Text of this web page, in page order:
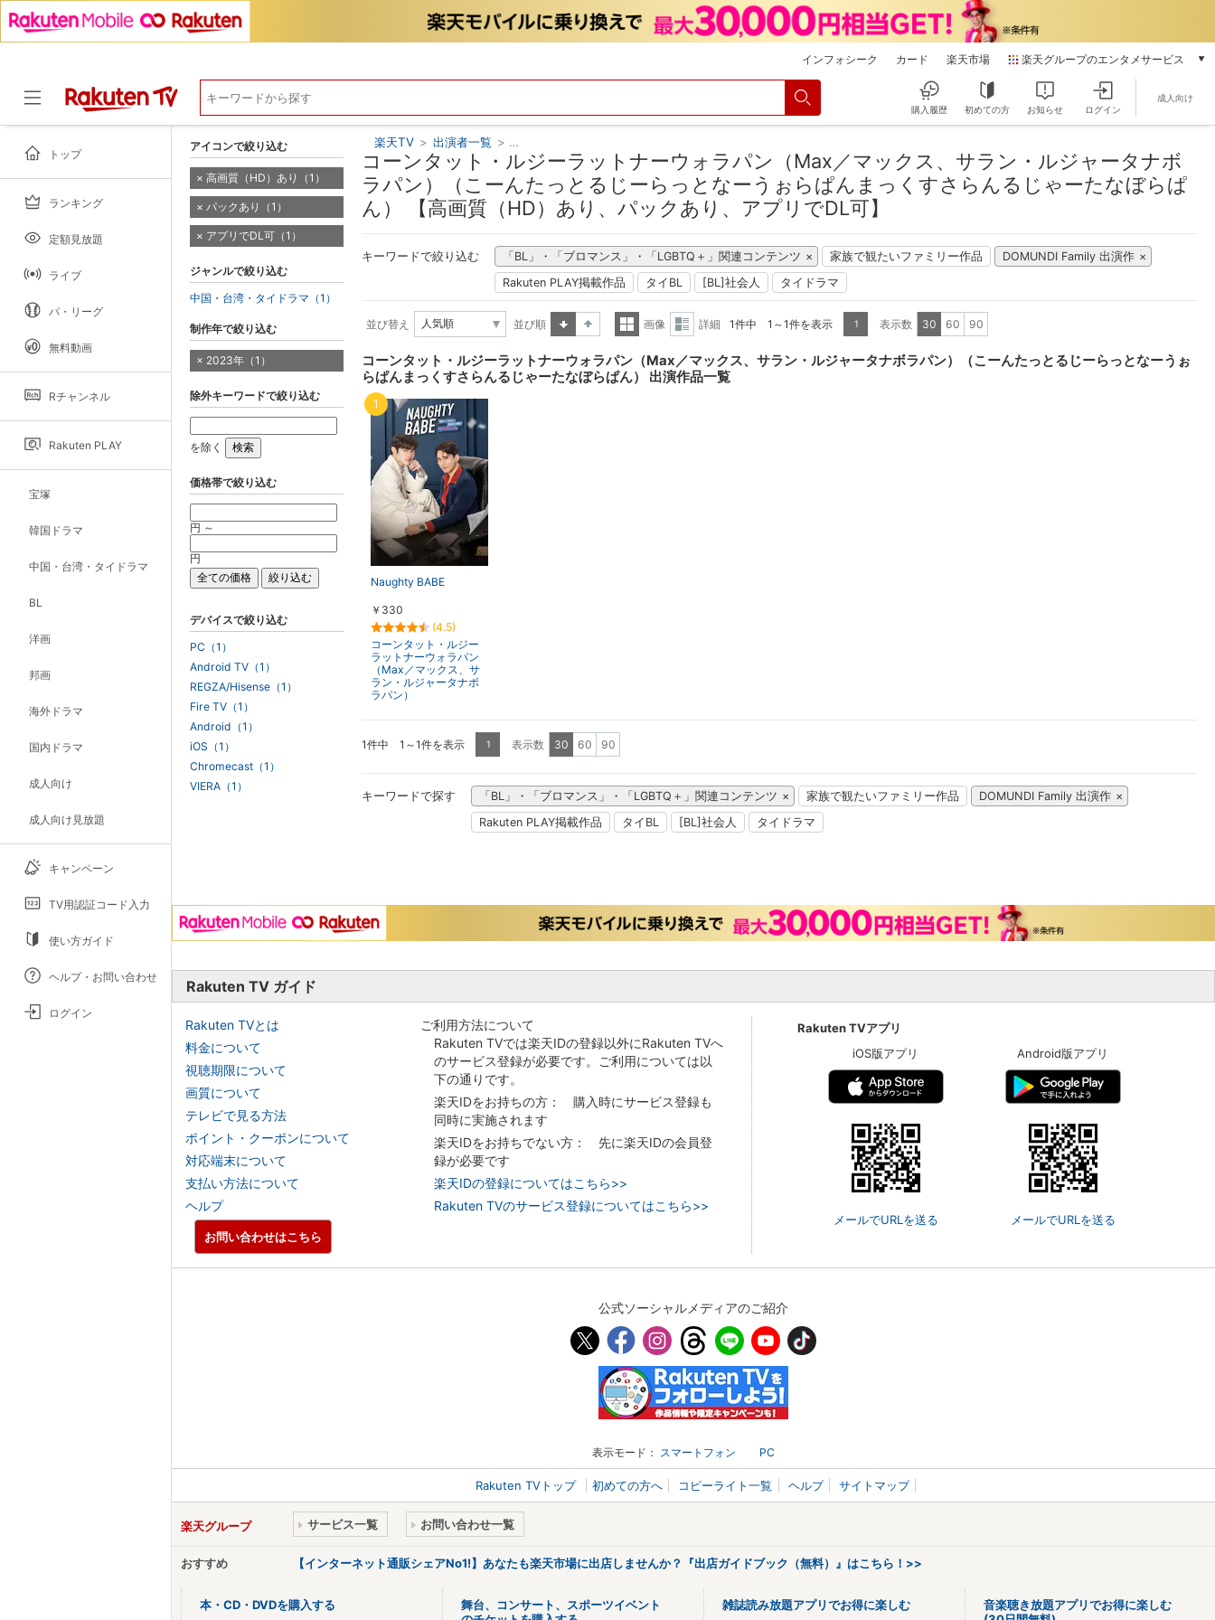
インフォシーク カード 楽天市場 楽天グループのエンタメサービス
本/ゲーム/CD/DVD
電子書籍
楽天Kobo
音楽配信
動画配信
Rチャンネル
購入履歴 初めての方 お知らせ ログイン
成人向け
トップ
ランキング
定額見放題
ライブ
パ・リーグ
無料動画
Rチャンネル
Rakuten PLAY
宝塚
韓国ドラマ
中国・台湾・タイドラマ
BL
洋画
邦画
海外ドラマ
国内ドラマ
成人向け
成人向け見放題
キャンペーン
TV用認証コード入力
使い方ガイド
ヘルプ・お問い合わせ
ログイン
楽天TV > 出演者一覧 > コーンタット・ルジーラットナーウォラパン（Max／マックス、サラン・ルジャータナボラパン）（こーんたっとるじーらっとなー
コーンタット・ルジーラットナーウォラパン（Max／マックス、サラン・ルジャータナボ
ラパン）（こーんたっとるじーらっとなーうぉらぱんまっくすさらんるじゃーたなぼらぱ
ん） 【高画質（HD）あり、パックあり、アプリでDL可】
キーワードで絞り込む 「BL」・「ブロマンス」・「LGBTQ＋」関連コンテンツ 家族で観たいファミリー作品
DOMUNDI Family 出演作
Rakuten PLAY掲載作品
タイBL [BL]社会人 タイドラマ
並び替え
並び順
表示
画像
表示
詳細 1件中 1～1件を表示 1 表示数 30 60 90
コーンタット・ルジーラットナーウォラパン（Max／マックス、サラン・ルジャータナボラパン）（こーんたっとるじーらっとなーうぉ
らぱんまっくすさらんるじゃーたなぼらぱん） 出演作品一覧
Naughty BABE
￥330
(4.5)
コーンタット・ルジー
ラットナーウォラパン
（Max／マックス、サ
ラン・ルジャータナボ
ラパン）
1
1件中 1～1件を表示 1 表示数 30 60 90
キーワードで探す 「BL」・「ブロマンス」・「LGBTQ＋」関連コンテンツ 家族で観たいファミリー作品
DOMUNDI Family 出演作
Rakuten PLAY掲載作品
タイBL [BL]社会人 タイドラマ
アイコンで絞り込む
高画質（HD）あり（1）
パックあり（1）
アプリでDL可（1）
ジャンルで絞り込む
中国・台湾・タイドラマ（1）
制作年で絞り込む
2023年（1）
除外キーワードで絞り込む
を除く
価格帯で絞り込む
円 ～
円
デバイスで絞り込む
PC（1）
Android TV（1）
REGZA/Hisense（1）
Fire TV（1）
Android（1）
iOS（1）
Chromecast（1）
VIERA（1）
Rakuten TV ガイド
Rakuten TVとは
料金について
視聴期限について
画質について
テレビで見る方法
ポイント・クーポンについて
対応端末について
支払い方法について
ヘルプ
ご利用方法について
Rakuten TVでは楽天IDの登録以外にRakuten TVへ
のサービス登録が必要です。ご利用については以
下の通りです。
楽天IDをお持ちの方： 購入時にサービス登録も
同時に実施されます
楽天IDをお持ちでない方： 先に楽天IDの会員登
録が必要です
楽天IDの登録についてはこちら>>
Rakuten TVのサービス登録についてはこちら>>
Rakuten TVアプリ
iOS版アプリ
メールでURLを送る
Android版アプリ
メールでURLを送る
お問い合わせはこちら
公式ソーシャルメディアのご紹介
表示モード： スマートフォン PC
Rakuten TVトップ 初めての方へ コピーライト一覧 ヘルプ サイトマップ
楽天グループ サービス一覧 お問い合わせ一覧
おすすめ 【インターネット通販シェアNo1!】あなたも楽天市場に出店しませんか？『出店ガイドブック（無料）』はこちら！>>
本・CD・DVDを購入する
舞台、コンサート、スポーツイベント
雑誌読み放題アプリでお得に楽しむ
音楽聴き放題アプリでお得に楽しむ